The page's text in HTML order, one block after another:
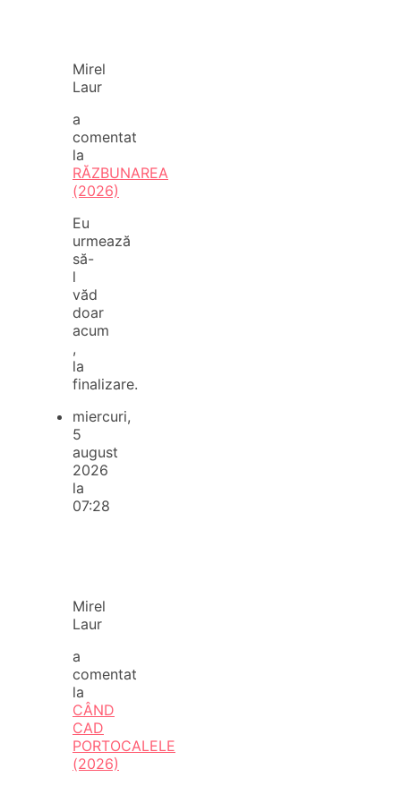
Mirel
Laur
a
comentat
la
RĂZBUNAREA
(2026)
Eu
urmează
să-
l
văd
doar
acum
,
la
finalizare.
miercuri,
5
august
2026
la
07:28
Mirel
Laur
a
comentat
la
CÂND
CAD
PORTOCALELE
(2026)